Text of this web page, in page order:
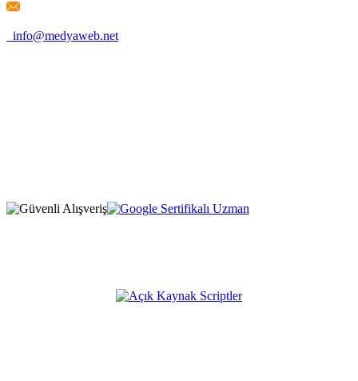
info@medyaweb.net